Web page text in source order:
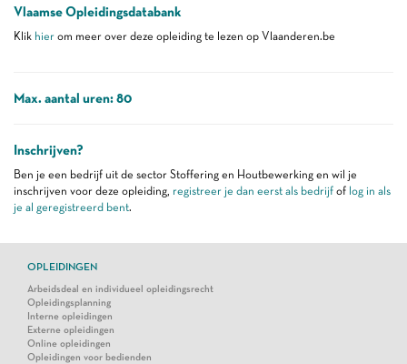
Vlaamse Opleidingsdatabank
Klik hier om meer over deze opleiding te lezen op Vlaanderen.be
Max. aantal uren: 80
Inschrijven?
Ben je een bedrijf uit de sector Stoffering en Houtbewerking en wil je
inschrijven voor deze opleiding, registreer je dan eerst als bedrijf of log in als
je al geregistreerd bent.
OPLEIDINGEN
Arbeidsdeal en individueel opleidingsrecht
Opleidingsplanning
Interne opleidingen
Externe opleidingen
Online opleidingen
Opleidingen voor bedienden